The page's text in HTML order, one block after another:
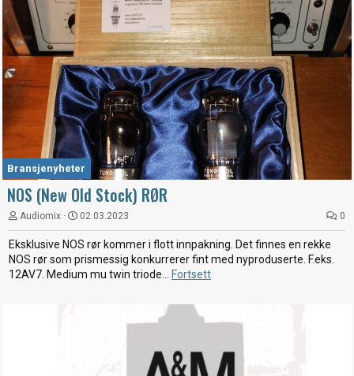
Bransjenyheter
NOS (New Old Stock) RØR
Audiomix 02.03.2023 0
Eksklusive NOS rør kommer i flott innpakning. Det finnes en rekke
NOS rør som prismessig konkurrerer fint med nyproduserte. F.eks.
12AV7. Medium mu twin triode... Fortsett